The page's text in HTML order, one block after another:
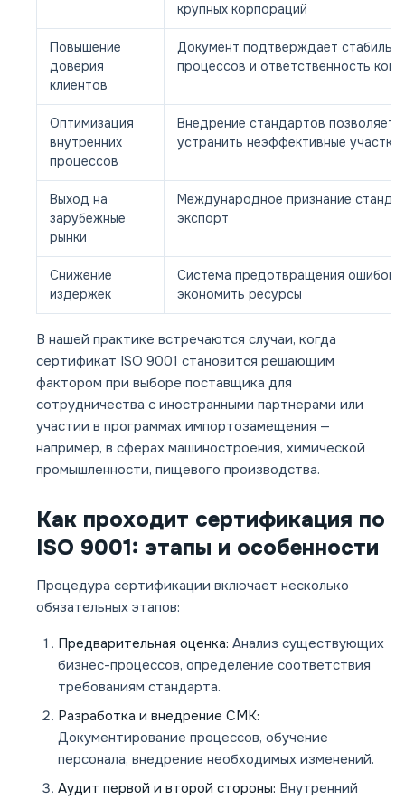
крупных корпораций
Повышение
доверия
клиентов
Документ подтверждает
процессов и ответственность
Оптимизация
внутренних
процессов
Внедрение стандартов позволяет
устранить неэффективные участки
Выход на
зарубежные
рынки
Международное признание
экспорт
Снижение
издержек
Система предотвращения ошибок
экономить ресурсы
В нашей практике встречаются случаи, когда
сертификат ISO 9001 становится решающим
фактором при выборе поставщика для
сотрудничества с иностранными партнерами или
участии в программах импортозамещения —
например, в сферах машиностроения, химической
промышленности, пищевого производства.
Как проходит сертификация по
ISO 9001: этапы и особенности
Процедура сертификации включает несколько
обязательных этапов:
Предварительная оценка: Анализ существующих
бизнес-процессов, определение соответствия
требованиям стандарта.
Разработка и внедрение СМК:
Документирование процессов, обучение
персонала, внедрение необходимых изменений.
Аудит первой и второй стороны: Внутренний